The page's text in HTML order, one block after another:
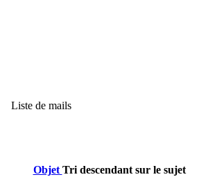
Liste de mails
Objet Tri descendant sur le sujet